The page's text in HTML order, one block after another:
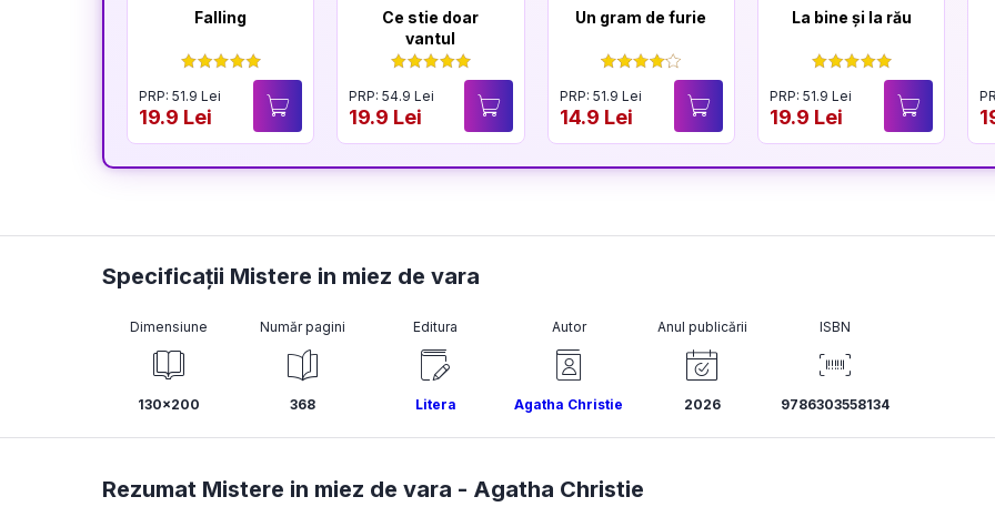
Falling
PRP: 51.9 Lei
19.9 Lei
Ce stie doar
vantul
PRP: 54.9 Lei
19.9 Lei
Un gram de furie
PRP: 51.9 Lei
14.9 Lei
La bine și la rău
PRP: 51.9 Lei
19.9 Lei
Specificații Mistere in miez de vara
Dimensiune
130x200
Număr pagini
368
Editura
Litera
Autor
Agatha Christie
Anul publicării
2026
ISBN
9786303558134
Rezumat Mistere in miez de vara - Agatha Christie